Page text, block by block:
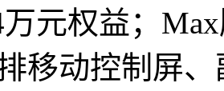
元权益；
移动控制屏